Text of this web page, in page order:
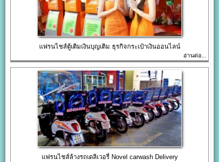
แฟรนไชส์ตู้เติมเงินบุญเติม ธุรกิจกระเป๋าเงินออนไลน์
อ่านต่อ...
แฟรนไชส์ล้างรถเดลิเวอรี่ Novel carwash Delivery